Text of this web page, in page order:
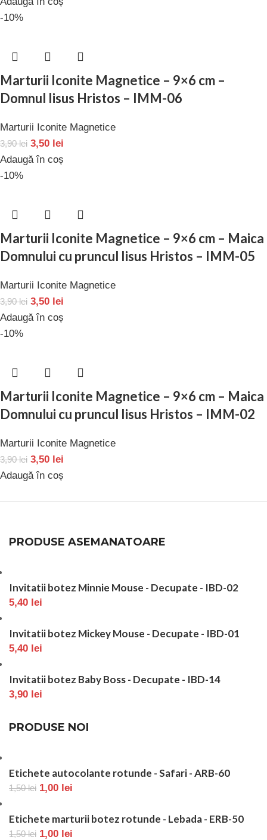
-10%
Marturii Iconite Magnetice – 9×6 cm –
Domnul Iisus Hristos – IMM-06
Marturii Iconite Magnetice
3,90lei 3,50 lei
Adaugă în coș
-10%
Marturii Iconite Magnetice – 9×6 cm – Maica
Domnului cu pruncul Iisus Hristos – IMM-05
Marturii Iconite Magnetice
3,90lei 3,50 lei
Adaugă în coș
-10%
Marturii Iconite Magnetice – 9×6 cm – Maica
Domnului cu pruncul Iisus Hristos – IMM-02
Marturii Iconite Magnetice
3,90lei 3,50 lei
Adaugă în coș
PRODUSE ASEMANATOARE
Invitatii botez Minnie Mouse - Decupate - IBD-02
5,40 lei
Invitatii botez Mickey Mouse - Decupate - IBD-01
5,40 lei
Invitatii botez Baby Boss - Decupate - IBD-14
3,90 lei
PRODUSE NOI
Etichete autocolante rotunde - Safari - ARB-60
1,50lei 1,00 lei
Etichete marturii botez rotunde - Lebada - ERB-50
1,50lei 1,00 lei